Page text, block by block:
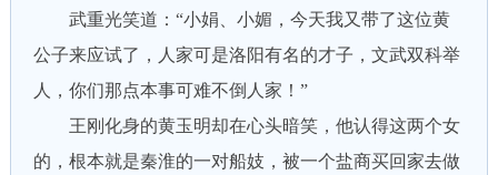
武重光笑道：“小娟、小媚，今天我又带了这位黄
公子来应试了，人家可是洛阳有名的才子，文武双科举
人，你们那点本事可难不倒人家！”
王刚化身的黄玉明却在心头暗笑，他认得这两个女
的，根本就是秦淮的一对船妓，被一个盐商买回家去做